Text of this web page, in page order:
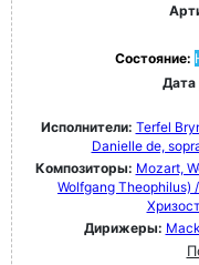
Состояние:
Дата
Исполнители: Terfel
Danielle de,
Композиторы: Mozart,
Wolfgang
Дирижеры: